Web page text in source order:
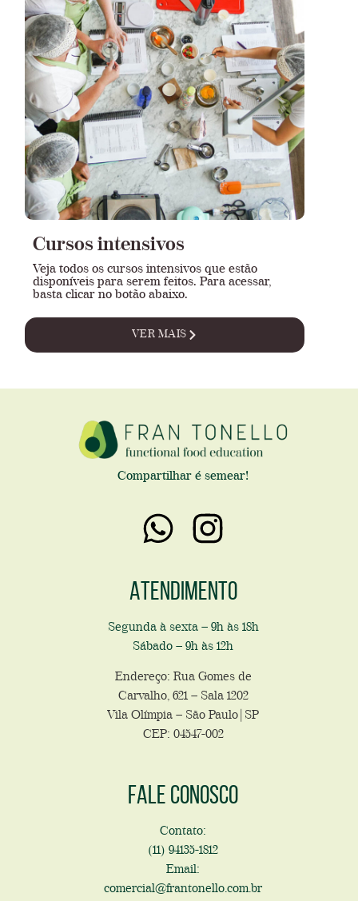
Cursos intensivos
Veja todos os cursos intensivos que estão
disponíveis para serem feitos. Para acessar,
basta clicar no botão abaixo.
VER MAIS
Compartilhar é semear!
Atendimento
Segunda à sexta – 9h às 18h
Sábado – 9h às 12h
Endereço: Rua Gomes de
Carvalho, 621 – Sala 1202
Vila Olímpia – São Paulo|SP
CEP: 04547-002
Fale conosco
Contato:
(11) 94135-1812
Email:
comercial@frantonello.com.br